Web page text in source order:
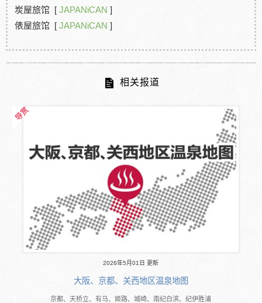
炭屋旅馆 [ JAPANiCAN ]
俵屋旅馆 [ JAPANiCAN ]
相关报道
2026年5月01日 更新
大阪、京都、关西地区温泉地图
京都、天桥立、有马、姬路、城崎、南纪白滨、纪伊胜浦